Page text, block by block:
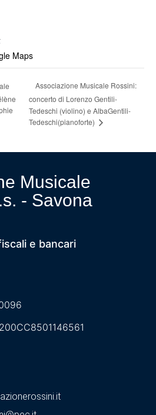
Maps
Associazione Musicale Rossini:
concerto di Lorenzo Gentili-
Tedeschi (violino) e AlbaGentili-
Tedeschi(pianoforte)
Musicale
- Savona
e bancari